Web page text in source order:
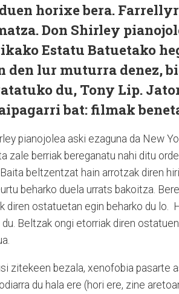
horixe bera.
Don Shirley
Estatu Batuetako
den lur muturra denez,
du, Tony Lip.
bat: filmak
pianojolea aski ezaguna da New
zale berriak bereganatu nahi ditu
beltzentzat hain arrotzak diren
beharko duela urrats bakoitza.
diren ostatuetan egin beharko du lo.
du. Beltzak ongi etorriak diren
zitekeen bezala, xenofobia pasarte
du hala ere (hori ere, zine